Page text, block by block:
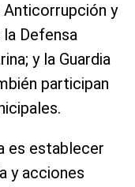
Anticorrupción y
Defensa
y la Guardia
participan
es establecer
y acciones